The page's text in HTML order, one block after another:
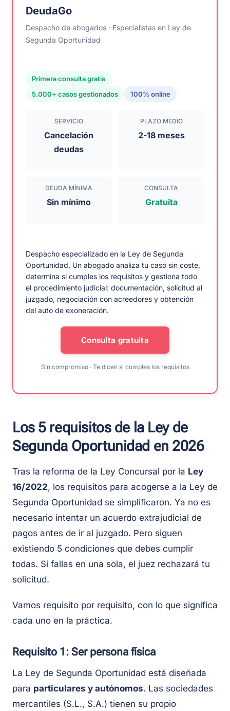
DeudaGo
Despacho de abogados · Especialistas en Ley de
Segunda Oportunidad
Primera consulta gratis
5.000+ casos gestionados
100% online
SERVICIO
Cancelación
deudas
PLAZO MEDIO
2-18 meses
DEUDA MÍNIMA
Sin mínimo
CONSULTA
Gratuita
Despacho especializado en la Ley de Segunda
Oportunidad. Un abogado analiza tu caso sin coste,
determina si cumples los requisitos y gestiona todo
el procedimiento judicial: documentación, solicitud al
juzgado, negociación con acreedores y obtención
del auto de exoneración.
Consulta gratuita
Sin compromiso · Te dicen si cumples los requisitos
Los 5 requisitos de la Ley de
Segunda Oportunidad en 2026
Tras la reforma de la Ley Concursal por la Ley
16/2022, los requisitos para acogerse a la Ley de
Segunda Oportunidad se simplificaron. Ya no es
necesario intentar un acuerdo extrajudicial de
pagos antes de ir al juzgado. Pero siguen
existiendo 5 condiciones que debes cumplir
todas. Si fallas en una sola, el juez rechazará tu
solicitud.
Vamos requisito por requisito, con lo que significa
cada uno en la práctica.
Requisito 1: Ser persona física
La Ley de Segunda Oportunidad está diseñada
para particulares y autónomos. Las sociedades
mercantiles (S.L., S.A.) tienen su propio